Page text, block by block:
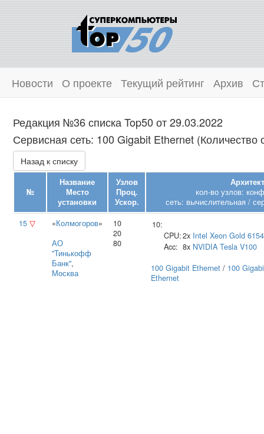
Новости О проекте Текущий рейтинг Архив
Редакция №36 списка Top50 от 29.03.2022
Сервисная сеть: 100 Gigabit Ethernet (Количество
Назад к списку
№
Название
Место
установки
Узлов
Проц.
Ускор.
кол-во узлов:
сеть: вычислительная /
15 ▽ «Колмогоров»
АО
"Тинькофф
Банк",
Москва
10
20
80
10:
CPU:2x Intel Xeon Gold 6154
Acc: 8x NVIDIA Tesla V100
100 Gigabit Ethernet / 100
Ethernet